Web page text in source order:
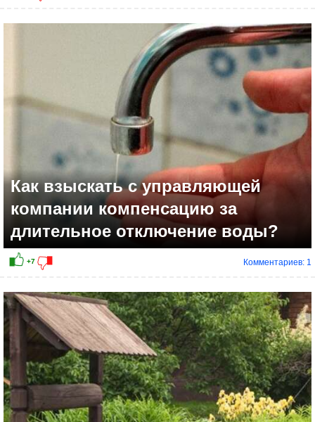
-3
Как взыскать с управляющей
компании компенсацию за
длительное отключение воды?
Комментариев: 1